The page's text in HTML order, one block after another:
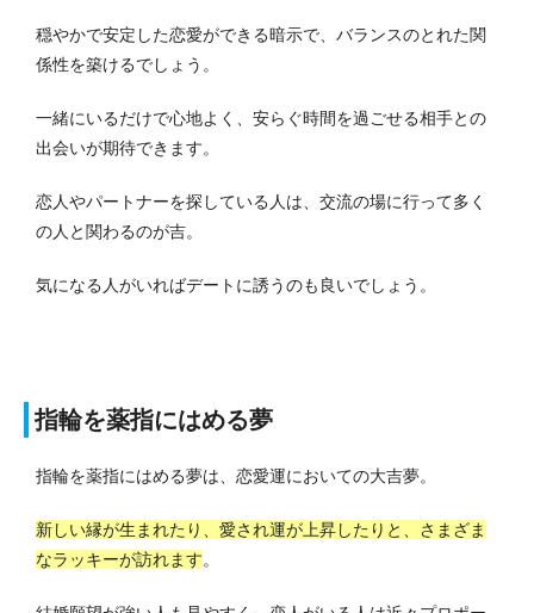
穏やかで安定した恋愛ができる暗示で、バランスのとれた関
係性を築けるでしょう。
一緒にいるだけで心地よく、安らぐ時間を過ごせる相手との
出会いが期待できます。
恋人やパートナーを探している人は、交流の場に行って多く
の人と関わるのが吉。
気になる人がいればデートに誘うのも良いでしょう。
指輪を薬指にはめる夢
指輪を薬指にはめる夢は、恋愛運においての大吉夢。
新しい縁が生まれたり、愛され運が上昇したりと、さまざま
なラッキーが訪れます。